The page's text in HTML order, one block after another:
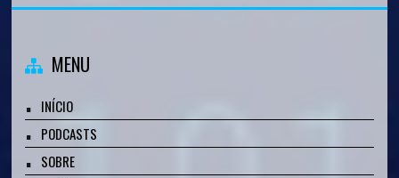
MENU
INÍCIO
PODCASTS
SOBRE